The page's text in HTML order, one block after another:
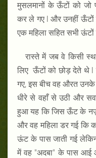
मुसलमानों के ऊँटों को जो
कर ले गए l और उनहीं ऊँटों
एक महिला सहित सभी
रास्ते में जब वे किसी
लिए ऊँटों को छोड़ देते थे l
गए, इस बीच वह औरत उनके
धीरे से वहाँ से उठी और
हुआ यह कि जिस ऊँट के
और वह महिला डर गई कि
ऊंट के पास जाती गई
में वह "अदबा" के पास आई